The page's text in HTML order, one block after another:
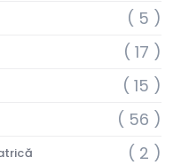
( 5 )
( 17 )
( 15 )
( 56 )
( 2 )